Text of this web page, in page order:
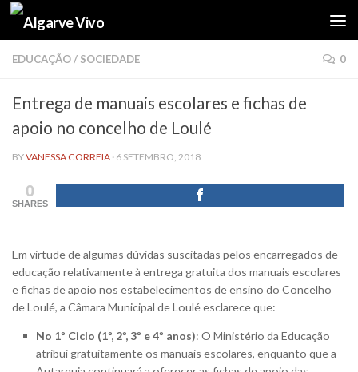
Skip to content
EDUCAÇÃO/ SOCIEDADE 0
Entrega de manuais escolares e fichas de
apoio no concelho de Loulé
BYVANESSA CORREIA · 6 SETEMBRO, 2018
0
SHARES
Em virtude de algumas dúvidas suscitadas pelos encarregados de
educação relativamente à entrega gratuita dos manuais escolares
e fichas de apoio nos estabelecimentos de ensino do Concelho
de Loulé, a Câmara Municipal de Loulé esclarece que:
No 1º Ciclo (1º, 2º, 3º e 4º anos): O Ministério da Educação
atribui gratuitamente os manuais escolares, enquanto que a